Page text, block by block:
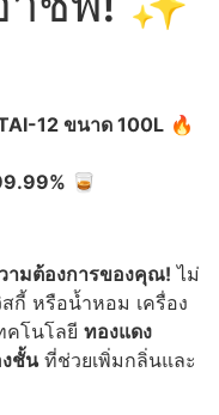
12 ขนาด 100L 🔥
🥃
ามต้องการของคุณ! ไม่
กี้ หรือน้ำหอม เครื่อง
คโนโลยี ทองแดง
ชั้นที่ช่วยเพิ่มกลิ่นและ